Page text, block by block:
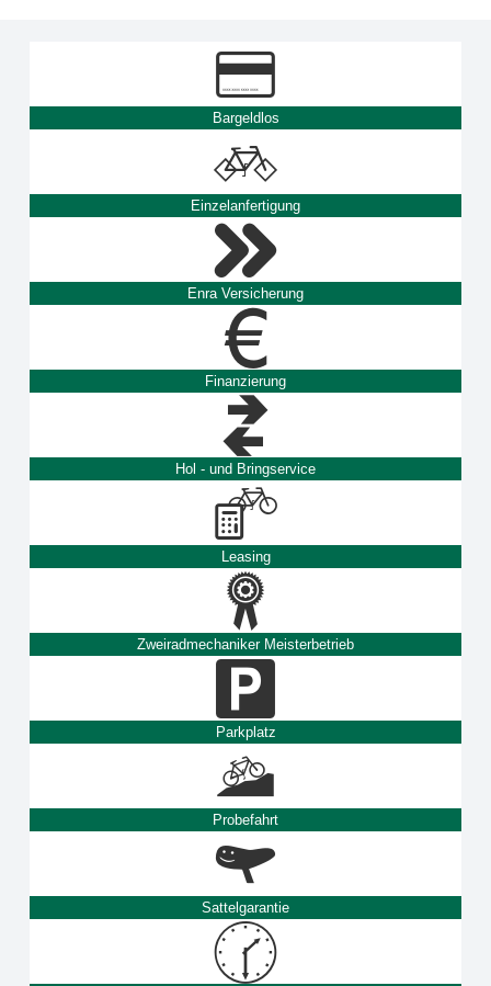
Bargeldlos
Einzelanfertigung
Enra Versicherung
Finanzierung
Hol - und Bringservice
Leasing
Zweiradmechaniker Meisterbetrieb
Parkplatz
Probefahrt
Sattelgarantie